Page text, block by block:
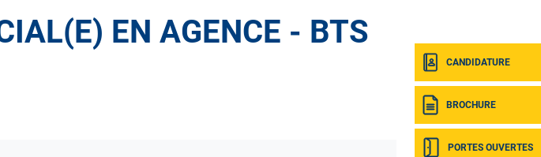
CANDIDATURE
BROCHURE
PORTES OUVERTES
EN AGENCE - BTS